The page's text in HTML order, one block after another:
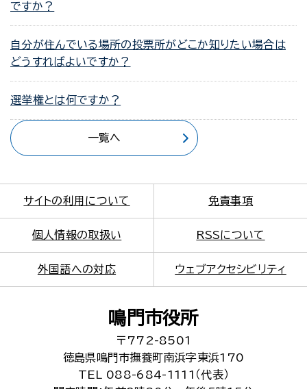
ですか？
自分が住んでいる場所の投票所がどこか知りたい場合は
どうすればよいですか？
選挙権とは何ですか？
一覧へ
サイトの利用について 免責事項
個人情報の取扱い RSSについて
外国語への対応 ウェブアクセシビリティ
鳴門市役所
〒772-8501
徳島県鳴門市撫養町南浜字東浜170
TEL 088-684-1111（代表）